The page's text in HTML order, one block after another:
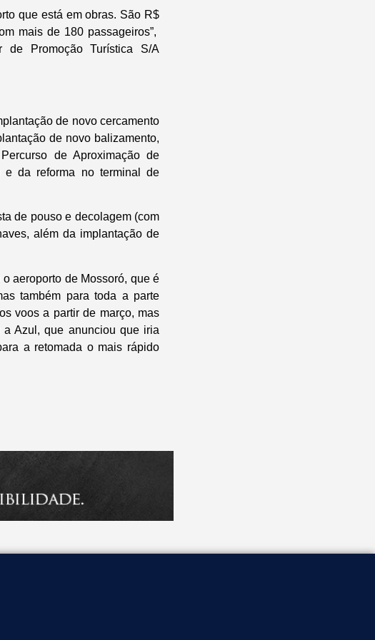
que está em obras. São R$
mais de 180 passageiros”,
de Promoção Turística S/A
de novo cercamento
de novo balizamento,
de Aproximação de
e da reforma no terminal de
de pouso e decolagem (com
além da implantação de
aeroporto de Mossoró, que é
também para toda a parte
voos a partir de março, mas
Azul, que anunciou que iria
a retomada o mais rápido